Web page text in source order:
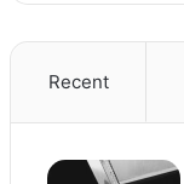
Recent